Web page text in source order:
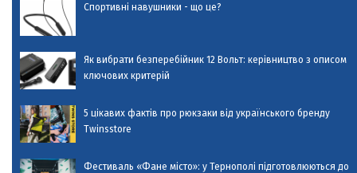
Спортивні навушники - що це?
Як вибрати безперебійник 12 Вольт: керівництво з описом
ключових критерій
5 цікавих фактів про рюкзаки від українського бренду
Twinsstore
Фестиваль «Фане місто»: у Тернополі підготовлюються до